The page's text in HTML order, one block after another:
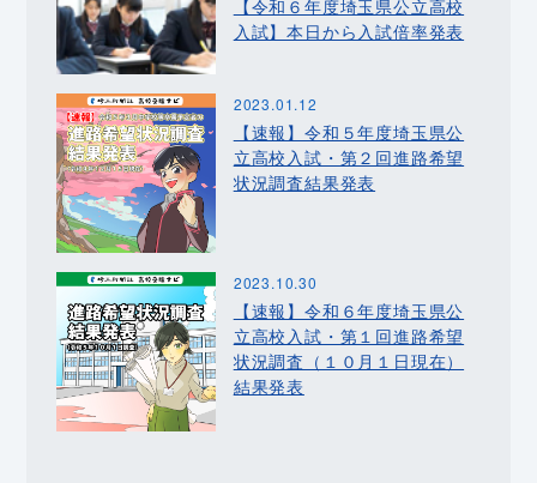
【令和６年度埼玉県公立高校
入試】本日から入試倍率発表
2023.01.12
【速報】令和５年度埼玉県公
立高校入試・第２回進路希望
状況調査結果発表
2023.10.30
【速報】令和６年度埼玉県公
立高校入試・第１回進路希望
状況調査（１０月１日現在）
結果発表